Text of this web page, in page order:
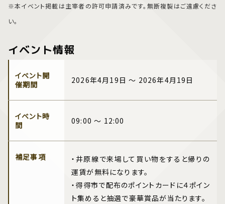
※本イベント掲載は主宰者の許可申請済みです。無断複製はご遠慮くださ
い。
イベント情報
イベント開
催期間
2026年4月19日 ～ 2026年4月19日
イベント時
間
09:00 ～ 12:00
補足事項
・井原線で来場して買い物をすると帰りの
運賃が無料になります。
・得得市で配布のポイントカードに４ポイン
ト集めると抽選で豪華賞品が当たります。